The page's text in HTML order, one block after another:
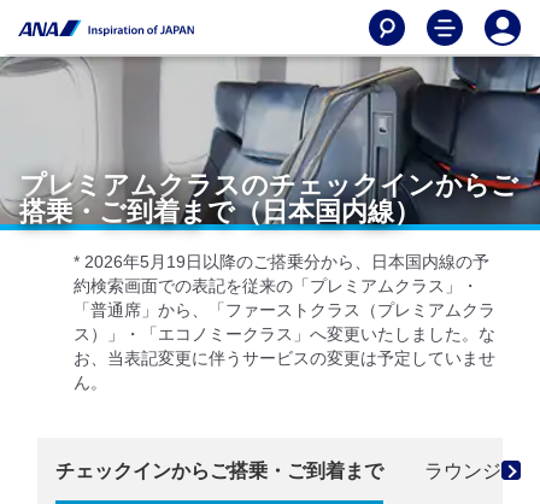
プレミアムクラスのチェックインからご
搭乗・ご到着まで（日本国内線）
* 2026年5月19日以降のご搭乗分から、日本国内線の予
約検索画面での表記を従来の「プレミアムクラス」・
「普通席」から、「ファーストクラス（プレミアムクラ
ス）」・「エコノミークラス」へ変更いたしました。な
お、当表記変更に伴うサービスの変更は予定していませ
ん。
チェックインからご搭乗・ご到着まで ラウンジ